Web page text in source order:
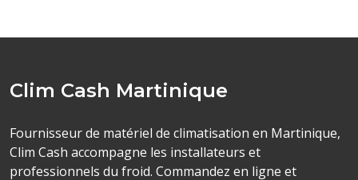
Clim Cash Martinique
Fournisseur de matériel de climatisation en Martinique,
Clim Cash accompagne les installateurs et
professionnels du froid. Commandez en ligne et